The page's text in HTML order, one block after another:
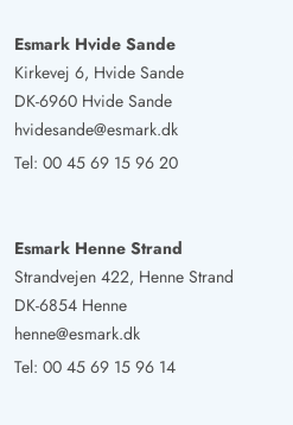
Esmark Hvide Sande
Kirkevej 6, Hvide Sande
DK-6960 Hvide Sande
hvidesande@esmark.dk
Tel: 00 45 69 15 96 20
Esmark Henne Strand
Strandvejen 422, Henne Strand
DK-6854 Henne
henne@esmark.dk
Tel: 00 45 69 15 96 14